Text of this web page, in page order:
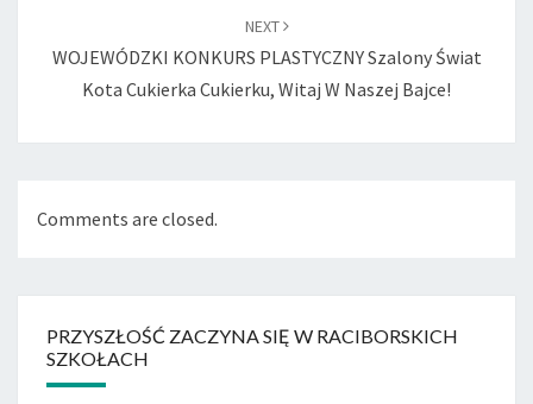
NEXT
WOJEWÓDZKI KONKURS PLASTYCZNY Szalony Świat
Kota Cukierka Cukierku, Witaj W Naszej Bajce!
Comments are closed.
PRZYSZŁOŚĆ ZACZYNA SIĘ W RACIBORSKICH
SZKOŁACH